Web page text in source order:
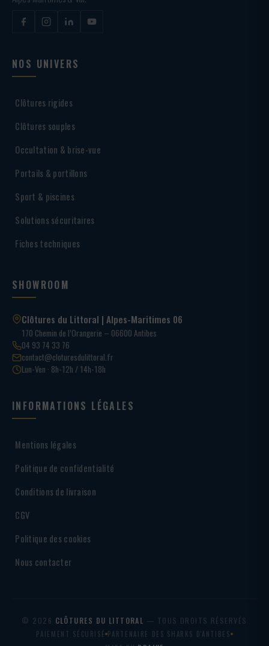
NOS UNIVERS
Clôtures rigides
Clôtures souples
Occultation & brise-vue
Portails & portillons
Sport & piscines
Solutions sécuritaires
Fiches techniques
SHOWROOM
Clôtures du Littoral | Alpes-Maritimes 06
170 Chemin de l’Orangerie – 06600 Antibes
04 93 74 33 76
contact@cloturesdulittoral.fr
Lun-Ven · 8h-12h / 14h-18h
INFORMATIONS LÉGALES
Mentions légales
Politique de confidentialité
Conditions de livraison
CGV
Politique des cookies
Nous contacter
© 2026 CLÔTURES DU LITTORAL — TOUS DROITS RÉSERVÉS
PAIEMENT SÉCURISÉ PARTENAIRE DES SHARKS D'ANTIBES